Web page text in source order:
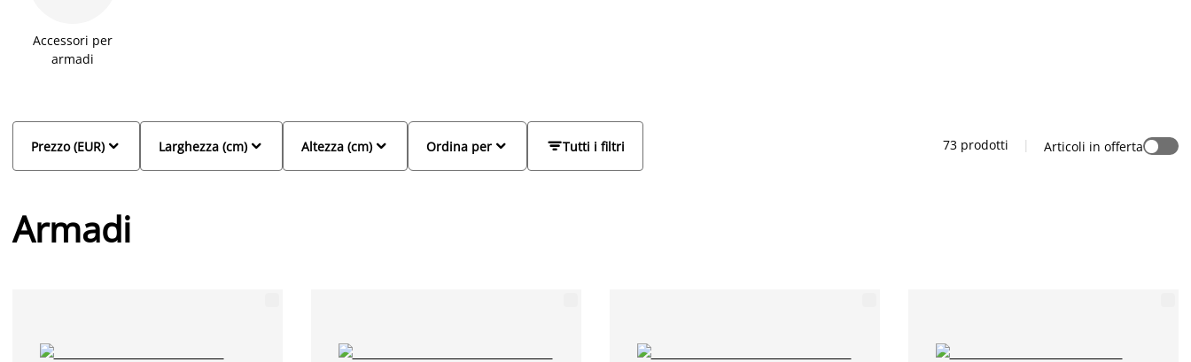
Accessori per
armadi

Prezzo (EUR) 
Larghezza (cm) 
Altezza (cm) Tutti i filtri

Ordina per 73 prodotti | Articoli in offerta
Armadi